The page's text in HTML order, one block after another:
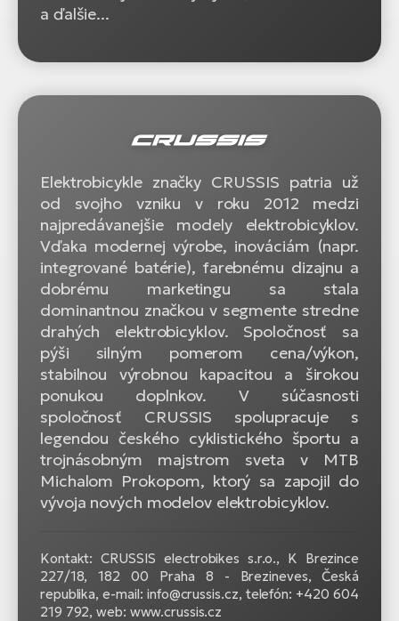
a ďalšie...
Elektrobicykle značky CRUSSIS patria už
od svojho vzniku v roku 2012 medzi
najpredávanejšie modely elektrobicyklov.
Vďaka modernej výrobe, inováciám (napr.
integrované batérie), farebnému dizajnu a
dobrému marketingu sa stala
dominantnou značkou v segmente stredne
drahých elektrobicyklov. Spoločnosť sa
pýši silným pomerom cena/výkon,
stabilnou výrobnou kapacitou a širokou
ponukou doplnkov. V súčasnosti
spoločnosť CRUSSIS spolupracuje s
legendou českého cyklistického športu a
trojnásobným majstrom sveta v MTB
Michalom Prokopom, ktorý sa zapojil do
vývoja nových modelov elektrobicyklov.
Kontakt: CRUSSIS electrobikes s.r.o., K Brezince
227/18, 182 00 Praha 8 - Brezineves, Česká
republika, e-mail: info@crussis.cz, telefón: +420 604
219 792, web: www.crussis.cz